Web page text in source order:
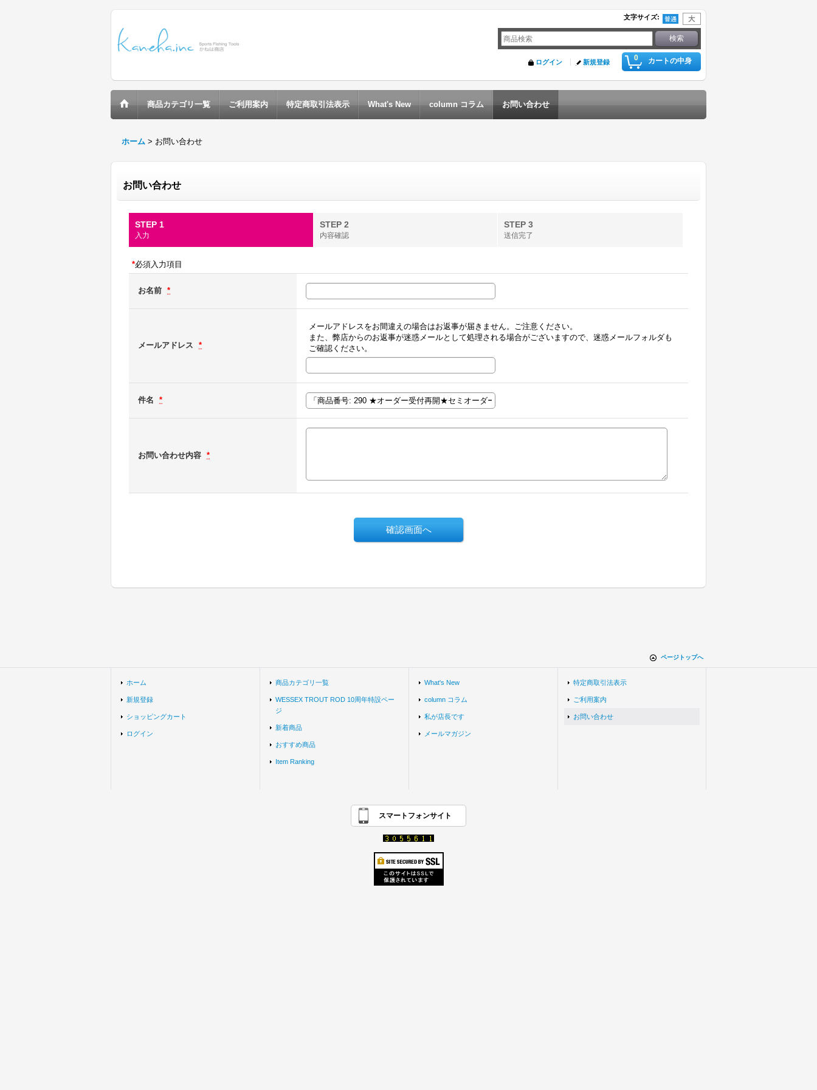
文字サイズ:
0 カートの中身
ログイン 新規登録
商品カテゴリ一覧 ご利用案内 特定商取引法表示 What's New column コラム お問い合わせ
ホーム > お問い合わせ
お問い合わせ
STEP 1
入力
STEP 2
内容確認
STEP 3
送信完了
*必須入力項目
お名前 *
メールアドレス *
メールアドレスをお間違えの場合はお返事が届きません。ご注意ください。
また、弊店からのお返事が迷惑メールとして処理される場合がございますので、迷惑メールフォルダも
ご確認ください。
件名 *
お問い合わせ内容 *
ページトップへ
ホーム
新規登録
ショッピングカート
ログイン
商品カテゴリ一覧
WESSEX TROUT ROD 10周年特設ペー
ジ
新着商品
おすすめ商品
Item Ranking
What's New
column コラム
私が店長です
メールマガジン
特定商取引法表示
ご利用案内
お問い合わせ
スマートフォンサイト